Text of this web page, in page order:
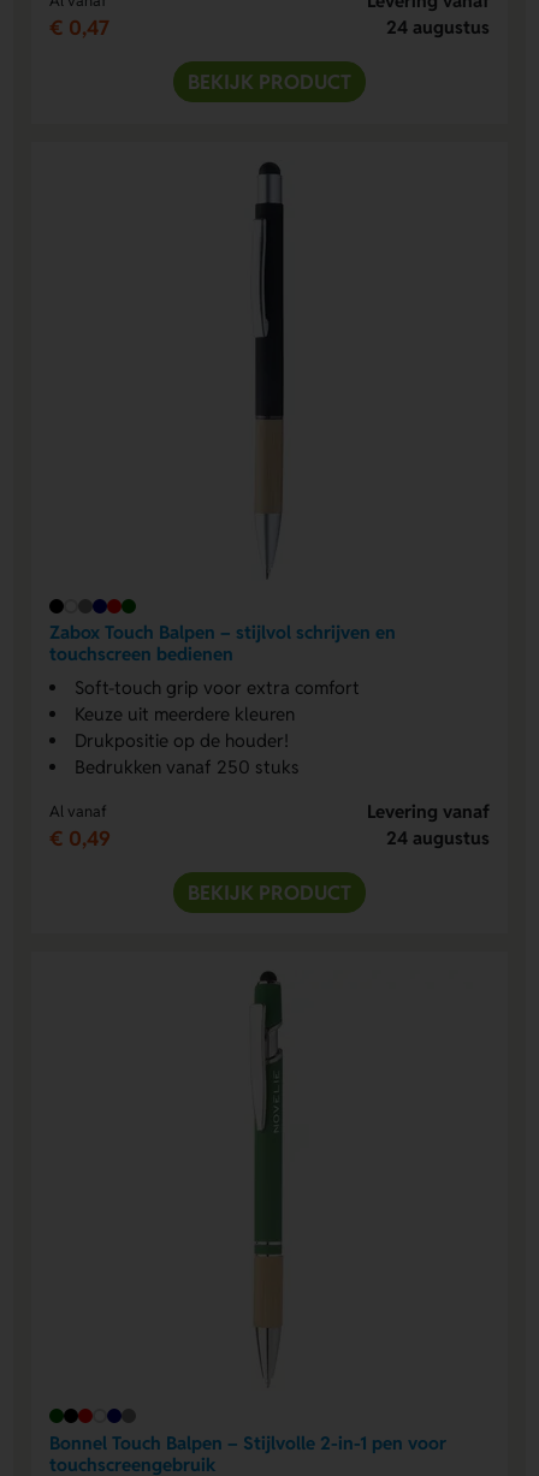
€ 0,47
24 augustus
BEKIJK PRODUCT
Zabox Touch Balpen – stijlvol schrijven en
touchscreen bedienen
Soft-touch grip voor extra comfort
Keuze uit meerdere kleuren
Drukpositie op de houder!
Bedrukken vanaf 250 stuks
Al vanaf
€ 0,49
Levering vanaf
24 augustus
BEKIJK PRODUCT
Bonnel Touch Balpen – Stijlvolle 2-in-1 pen voor
touchscreengebruik